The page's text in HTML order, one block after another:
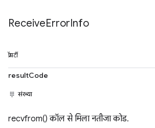
ReceiveErrorInfo
प्रॉपर्टी
resultCode
संख्या
recvfrom() कॉल से मिला नतीजा कोड.